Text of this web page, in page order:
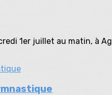
1er juillet au matin, à